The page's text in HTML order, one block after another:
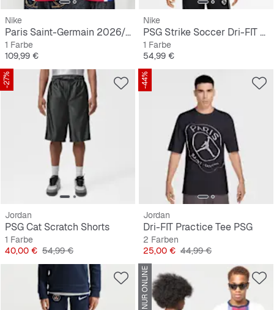
Nike
Paris Saint-Germain 2026/27 Stadium Home
1 Farbe
Preis
109,99 €
Nike
PSG Strike Soccer Dri-FIT Short-Sleeve Top
1 Farbe
Preis
54,99 €
-27%
Jordan
PSG Cat Scratch Shorts
1 Farbe
Preis
40,00 € Originalpreis
54,99 €
-44%
Jordan
Dri-FIT Practice Tee PSG
2 Farben
Preis
25,00 € Originalpreis
44,99 €
NUR ONLINE